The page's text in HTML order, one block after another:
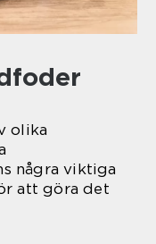
olika
några viktiga
att göra det